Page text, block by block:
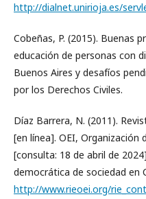
http://dialnet.unirioja.es/
Cobeñas, P. (2015). Buenas
educación de personas con
Buenos Aires y desafíos
por los Derechos Civiles.
Díaz Barrera, N. (2011).
[en línea]. OEI, Organización
[consulta: 18 de abril de
democrática de sociedad en
http://www.rieoei.org/